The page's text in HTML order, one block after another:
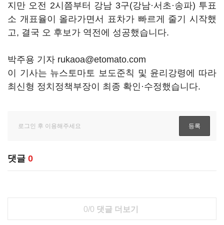
지만 오전 2시쯤부터 강남 3구(강남·서초·송파) 투표
소 개표율이 올라가면서 표차가 빠르게 줄기 시작했
고, 결국 오 후보가 역전에 성공했습니다.
박주용 기자 rukaoa@etomato.com
이 기사는 뉴스토마토 보도준칙 및 윤리강령에 따라
최신형 정치정책부장이 최종 확인·수정했습니다.
댓글 0
0/0 댓글 더보기